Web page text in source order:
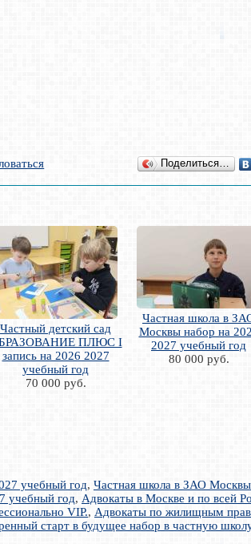
Поделиться…
Частный детский сад
ПЛЮС I
запись на 2026 2027
учебный год
70 000 руб.
Частная школа в
Москвы набор на
2027 учебный год
80 000 руб.
учебный год, Частная школа в ЗАО
учебный год, Адвокаты в Москве и по всей
VIP., Адвокаты по жилищным
старт в будущее набор в частную